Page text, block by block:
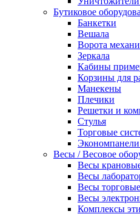
Бутиковое
Банкетки
Вешала
Ворота
Зеркала
Кабины
Корзины для
Манекены
Плечики
Решетки и
Стулья
Торговые
Весы / Весовое
Весы
Весы
Весы торговые
Весы
Комплексы